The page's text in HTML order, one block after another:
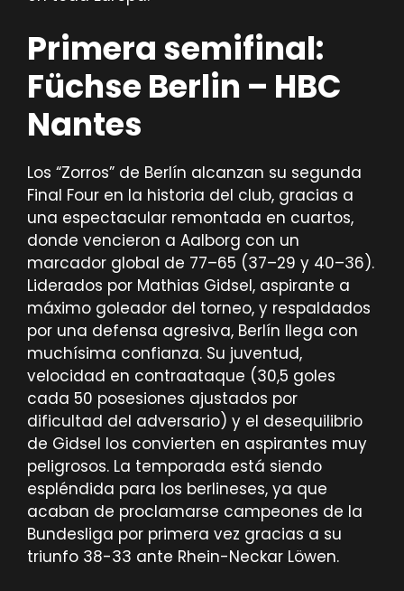
Primera semifinal:
Füchse Berlin – HBC
Nantes
Los “Zorros” de Berlín alcanzan su segunda
Final Four en la historia del club, gracias a
una espectacular remontada en cuartos,
donde vencieron a Aalborg con un
marcador global de 77–65 (37–29 y 40–36).
Liderados por Mathias Gidsel, aspirante a
máximo goleador del torneo, y respaldados
por una defensa agresiva, Berlín llega con
muchísima confianza. Su juventud,
velocidad en contraataque (30,5 goles
cada 50 posesiones ajustados por
dificultad del adversario) y el desequilibrio
de Gidsel los convierten en aspirantes muy
peligrosos. La temporada está siendo
espléndida para los berlineses, ya que
acaban de proclamarse campeones de la
Bundesliga por primera vez gracias a su
triunfo 38-33 ante Rhein-Neckar Löwen.